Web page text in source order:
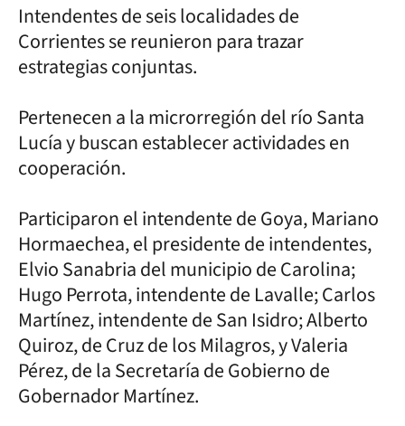
Intendentes de seis localidades de
Corrientes se reunieron para trazar
estrategias conjuntas.
Pertenecen a la microrregión del río Santa
Lucía y buscan establecer actividades en
cooperación.
Participaron el intendente de Goya, Mariano
Hormaechea, el presidente de intendentes,
Elvio Sanabria del municipio de Carolina;
Hugo Perrota, intendente de Lavalle; Carlos
Martínez, intendente de San Isidro; Alberto
Quiroz, de Cruz de los Milagros, y Valeria
Pérez, de la Secretaría de Gobierno de
Gobernador Martínez.